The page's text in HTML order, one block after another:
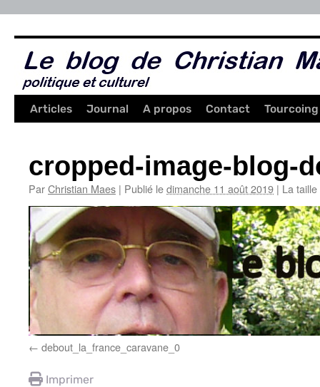
Articles Journal A propos Contact Tourcoing
cropped-image-blog-
ParChristian Maes | Publié ledimanche 11 août 2019 | La
debout_la_france_caravane_0
Imprimer